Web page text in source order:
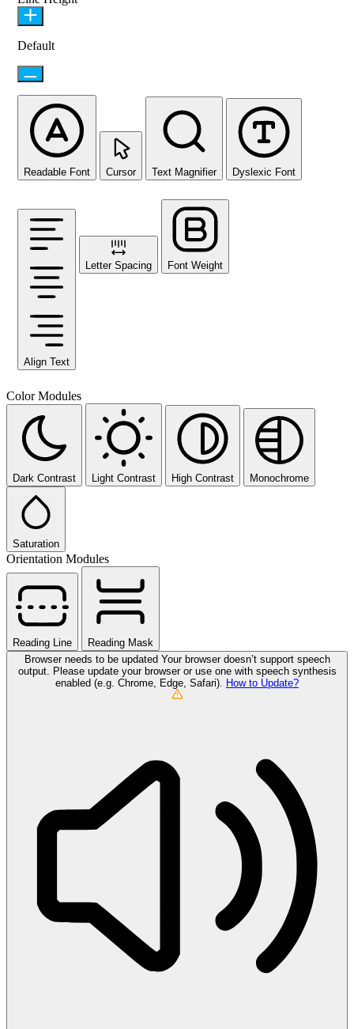
Default
Readable Font Cursor Text Magnifier Dyslexic Font
Align Text
Letter Spacing Font Weight
Color Modules
Dark Contrast Light Contrast High Contrast Monochrome
Saturation
Orientation Modules
Reading Line
Reading Mask
Browser needs to be updated Your browser doesn’t support speech
output. Please update your browser or use one with speech synthesis
enabled (e.g. Chrome, Edge, Safari).
How to Update?